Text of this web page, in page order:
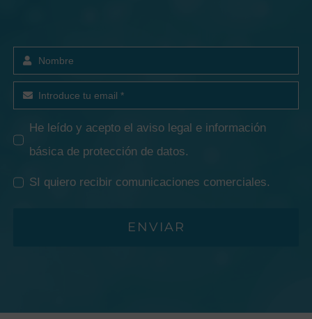
He leído y acepto el aviso legal e información
básica de protección de datos.
SI quiero recibir comunicaciones comerciales.
ENVIAR